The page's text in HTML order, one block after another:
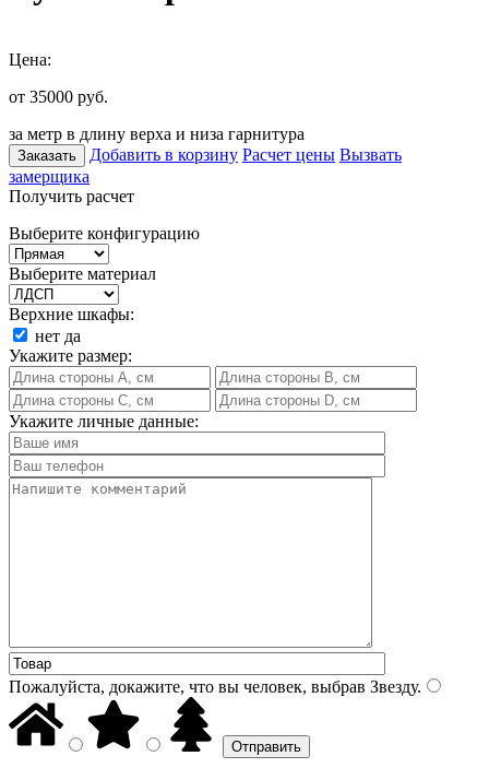
Цена:
от 35000 руб.
за метр в длину верха и низа гарнитура
Заказать Добавить в корзину Расчет цены Вызвать
замерщика
Получить расчет
Выберите конфигурацию
Выберите материал
Верхние шкафы:
нет да
Укажите размер:
Укажите личные данные:
Пожалуйста, докажите, что вы человек, выбрав Звезду.